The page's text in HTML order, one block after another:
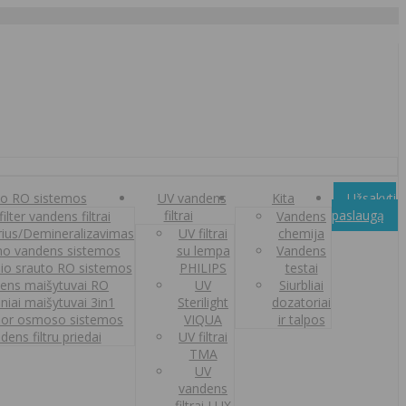
RO sistemos
vandens filtrai
Demineralizavimas
vandens sistemos
srauto RO sistemos
maišytuvai RO
maišytuvai 3in1
osmoso sistemos
filtru priedai
UV vandens
filtrai
UV filtrai
su lempa
PHILIPS
UV
Sterilight
VIQUA
UV filtrai
TMA
UV
vandens
Kita
Vandens
chemija
Vandens
testai
Siurbliai
dozatoriai
ir talpos
Užsakyti
paslaugą